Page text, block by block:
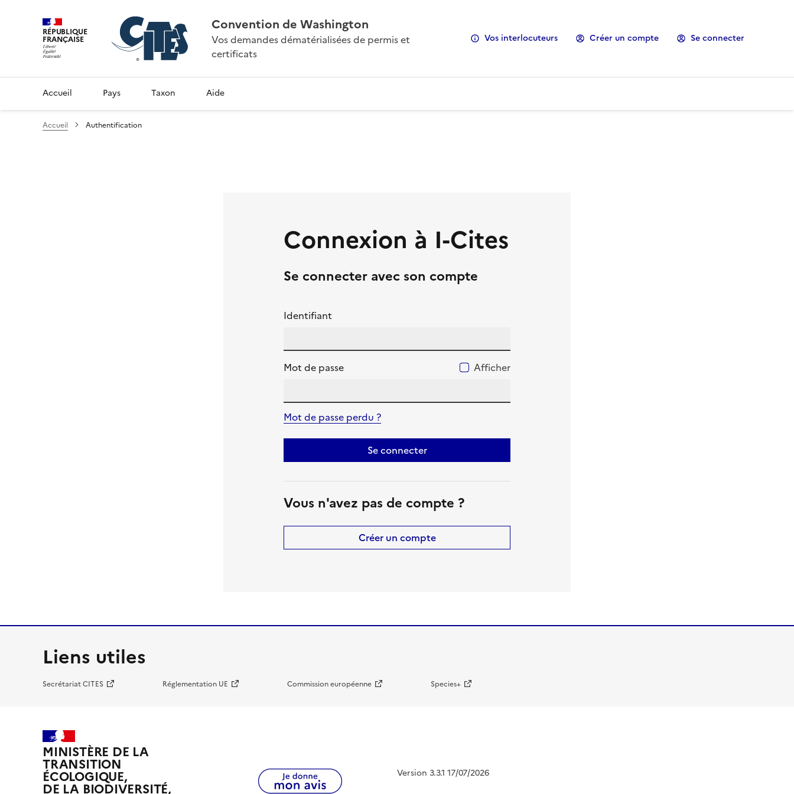
RÉPUBLIQUE
FRANÇAISE
Convention de Washington
Vos demandes dématérialisées de permis et
certificats
Vos interlocuteurs Créer un compte Se connecter
Accueil Pays Taxon Aide
Accueil Authentification
Connexion à I-Cites
Se connecter avec son compte
Identifiant
Mot de passe Afficher
Mot de passe perdu ?
Se connecter
Vous n'avez pas de compte ?
Créer un compte
Liens utiles
Secrétariat CITES Réglementation UE Commission européenne Species+
MINISTÈRE DE LA
TRANSITION
ÉCOLOGIQUE,
DE LA BIODIVERSITÉ,
Version 3.3.1 17/07/2026